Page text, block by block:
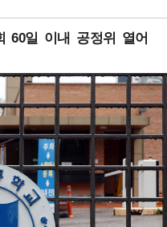
60일 이내 공정위 열어